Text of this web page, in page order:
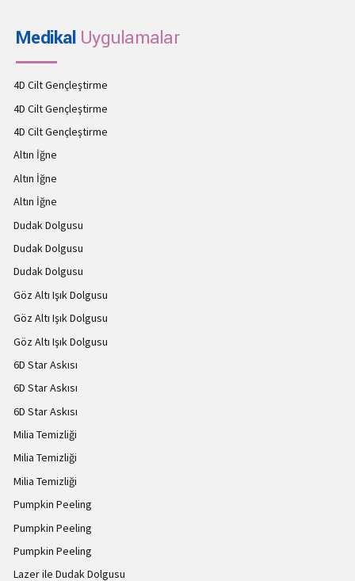
Medikal Uygulamalar
4D Cilt Gençleştirme
4D Cilt Gençleştirme
4D Cilt Gençleştirme
Altın İğne
Altın İğne
Altın İğne
Dudak Dolgusu
Dudak Dolgusu
Dudak Dolgusu
Göz Altı Işık Dolgusu
Göz Altı Işık Dolgusu
Göz Altı Işık Dolgusu
6D Star Askısı
6D Star Askısı
6D Star Askısı
Milia Temizliği
Milia Temizliği
Milia Temizliği
Pumpkin Peeling
Pumpkin Peeling
Pumpkin Peeling
Lazer ile Dudak Dolgusu